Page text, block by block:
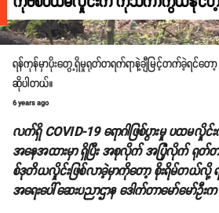
ရန်ကုန်မှာပိုးတွေ့ရှိမှုရုတ်တရက်ရာနဲ့ချီမြင့်တက်ခဲ့ရင်
ဆိုပါတယ်။
6 years ago
လက်ရှိ COVID-19 ရောဂါဖြစ်ပွားမှု ပထ
အနေအထားမှာ ရှိပြီး အစုလိုက် အပြုံလိုက် ရုတ်
စ်ဒုတိယလှိုင်းဖြစ်လာခဲ့မှာကိုတော့ စိုးရိမ်တယ်လို့
အရေးပေါ်ဆေးပညာဌာန ဒေါက်တာမော်မော်ဦ